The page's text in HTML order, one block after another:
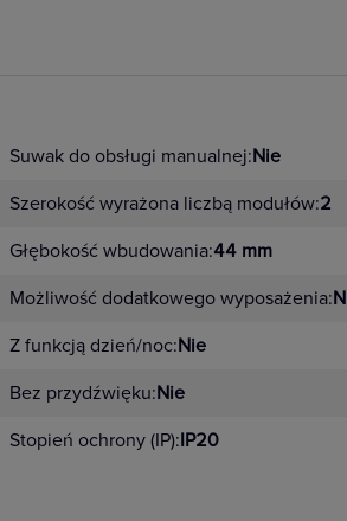
Suwak do obsługi manualnej:Nie
Szerokość wyrażona liczbą modułów:2
Głębokość wbudowania:44 mm
Możliwość dodatkowego wyposażenia:
Z funkcją dzień/noc:Nie
Bez przydźwięku:Nie
Stopień ochrony (IP):IP20